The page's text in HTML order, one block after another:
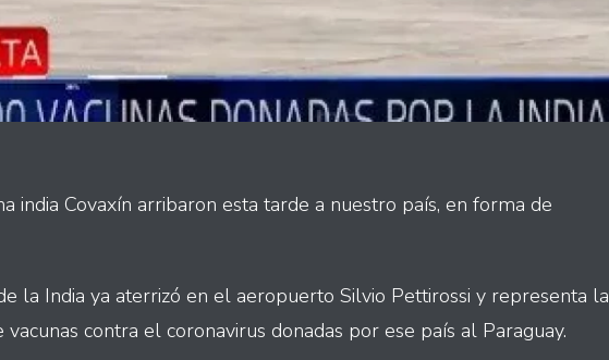
india Covaxín arribaron esta tarde a nuestro país, en forma de
la India ya aterrizó en el aeropuerto Silvio Pettirossi y representa la
contra el coronavirus donadas por ese país al Paraguay.